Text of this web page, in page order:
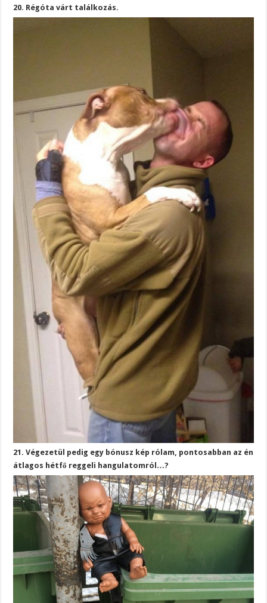
20. Régóta várt találkozás.
21. Végezetül pedig egy bónusz kép rólam, pontosabban az én
átlagos hétfő reggeli hangulatomról…?